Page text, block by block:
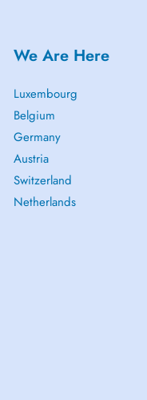
therapy,
We Are Here
Luxembourg
Belgium
Germany
Austria
Switzerland
Netherlands